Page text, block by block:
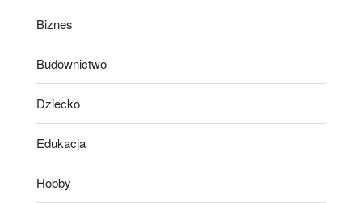
Biznes
Budownictwo
Dziecko
Edukacja
Hobby